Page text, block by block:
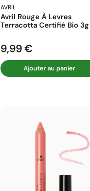
AVRIL
Avril Rouge À Levres
Terracotta Certifié Bio 3g
Prix
9,99 €
Ajouter au panier